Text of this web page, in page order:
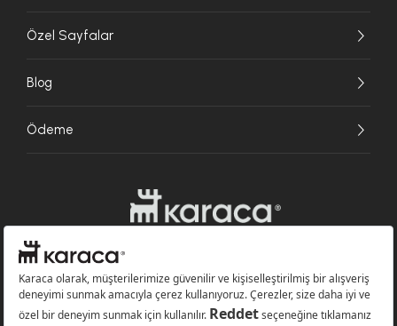
Özel Sayfalar
Blog
Ödeme